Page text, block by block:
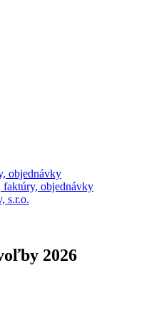
objednávky
objednávky
s.r.o.
2026